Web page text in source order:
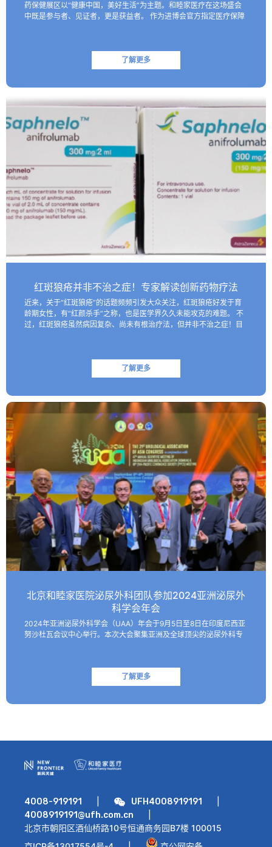
药保健展区以“健康中国，美好生活”为主题。和睦家医疗在这场盛会
中既是参与者、见证者，更是获益者。 作为进博会官方指定医疗保障
了解更多
红斑狼疮并非不治之症！专家解读创新药物疗法
近来，关于“红斑狼疮”的话题频频引发大众关注，红斑狼疮好发于育
龄期女性，有“红颜杀手”之称，也是医学界久久未能攻克的难题。 不
过，红斑狼疮虽然病因复杂、尚未有根治疗法，但并非不治之症！目
了解更多
北京和睦家医院泌尿外科团队参加2024亚洲泌尿外
科学会年会
2024年亚洲泌尿外科学会（UAA）年会于9月5日至8日在印度尼西亚
努沙杜瓦会议中心举行。本次大会聚集亚洲及全球顶尖的泌尿外科专
了解更多
4008-919191 UFH4008919191
4008919191@ufh.com.cn
北京市朝阳区酒仙桥路10号恒通商务园B7楼 100015